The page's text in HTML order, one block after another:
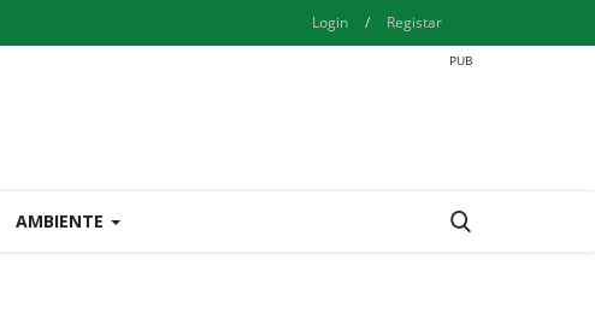
Login / Registar
AMBIENTE